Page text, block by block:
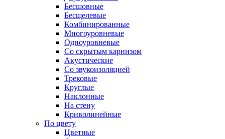
Бесшовные
Бесщелевые
Комбинированные
Многоуровневые
Одноуровневые
Со скрытым карнизом
Акустические
Со звукоизоляцией
Трековые
Круглые
Наклонные
На стену
Криволинейные
По цвету
Цветные